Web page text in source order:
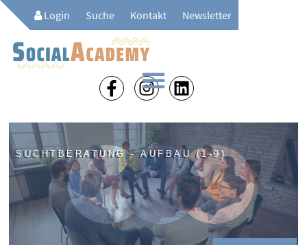
Login Suche Kontakt Newsletter
SUCHTBERATUNG - AUFBAU (1-9)